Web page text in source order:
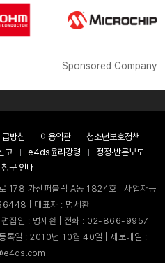
Sponsored Company
방침 이용약관
청소년보호정책
고 e4ds윤리강령
정정·반론보도
구 안내
178 가산퍼블릭 A동 1824호 | 사업자등
| 대표자 : 명세환
편집인 : 명세환 | 전화 : 02-866-9957
록일 : 2010년 10월 40일 | 제보메일 :